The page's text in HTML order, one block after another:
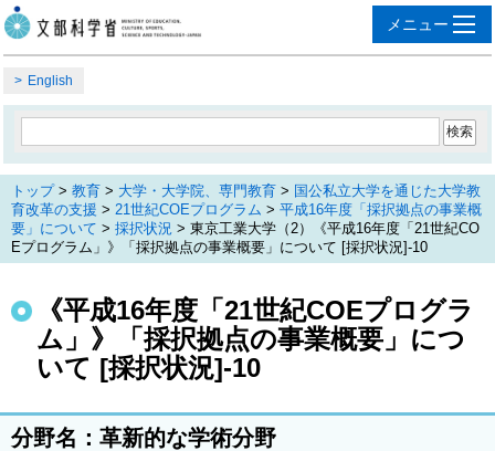
English
トップ> 教育 > 大学・大学院、専門教育 > 国公私立大学を通じた大学教
育改革の支援 > 21世紀COEプログラム > 平成16年度「採択拠点の事業概
要」について > 採択状況 > 東京工業大学（2）《平成16年度「21世紀CO
Eプログラム」》「採択拠点の事業概要」について [採択状況]-10
《平成16年度「21世紀COEプログラ
ム」》「採択拠点の事業概要」につ
いて [採択状況]-10
分野名：革新的な学術分野